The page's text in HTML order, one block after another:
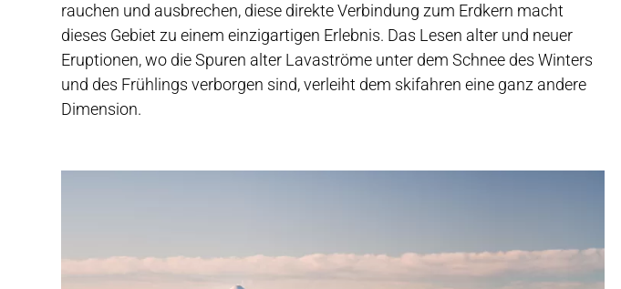
rauchen und ausbrechen, diese direkte Verbindung zum Erdkern macht
dieses Gebiet zu einem einzigartigen Erlebnis. Das Lesen alter und neuer
Eruptionen, wo die Spuren alter Lavaströme unter dem Schnee des Winters
und des Frühlings verborgen sind, verleiht dem skifahren eine ganz andere
Dimension.